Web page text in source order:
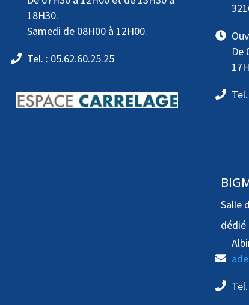
18H30.
Samedi de 08H00 à 12H00.
Tel. : 05.62.60.25.25
De
Salle
dédié